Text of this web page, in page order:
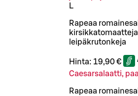
L
Rapeaa
leipäkrutonkeja
Hinta: 19,90 €
Caesarsalaatti,
Rapeaa